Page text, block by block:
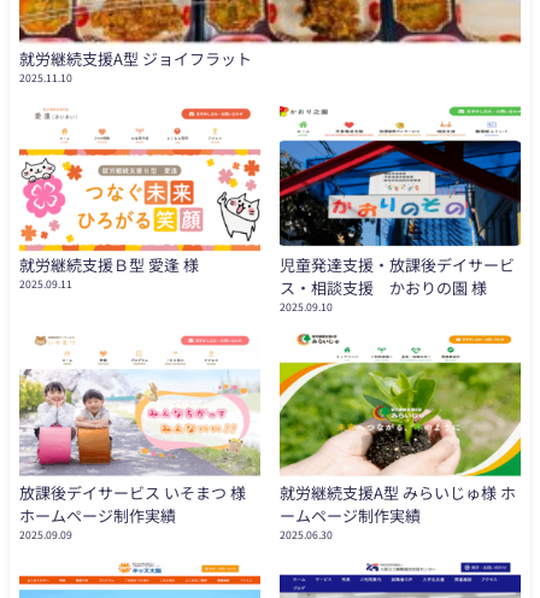
就労継続支援A型 ジョイフラット
2025.11.10
就労継続支援Ｂ型 愛逢 様
2025.09.11
児童発達支援・放課後デイサービ
ス・相談支援 かおりの園 様
2025.09.10
放課後デイサービス いそまつ 様
ホームページ制作実績
2025.09.09
就労継続支援A型 みらいじゅ様 ホ
ームページ制作実績
2025.06.30